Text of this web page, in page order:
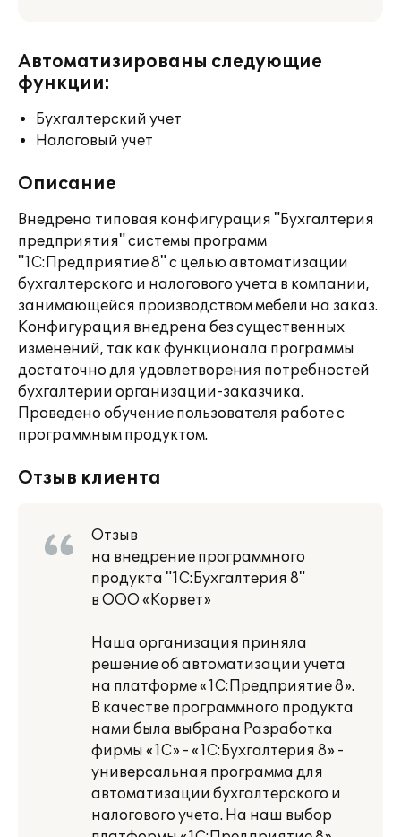
Автоматизированы следующие
функции:
Бухгалтерский учет
Налоговый учет
Описание
Внедрена типовая конфигурация "Бухгалтерия
предприятия" системы программ
"1С:Предприятие 8" с целью автоматизации
бухгалтерского и налогового учета в компании,
занимающейся производством мебели на заказ.
Конфигурация внедрена без существенных
изменений, так как функционала программы
достаточно для удовлетворения потребностей
бухгалтерии организации-заказчика.
Проведено обучение пользователя работе с
программным продуктом.
Отзыв клиента
Отзыв
на внедрение программного
продукта "1С:Бухгалтерия 8"
в ООО «Корвет»
Наша организация приняла
решение об автоматизации учета
на платформе «1С:Предприятие 8».
В качестве программного продукта
нами была выбрана Разработка
фирмы «1С» - «1С:Бухгалтерия 8» -
универсальная программа для
автоматизации бухгалтерского и
налогового учета. На наш выбор